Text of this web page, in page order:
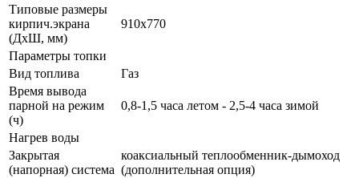
Типовые размеры
кирпич.экрана
(ДхШ, мм)
910х770
Параметры топки
Вид топлива
Газ
Время вывода
парной на режим
(ч)
0,8-1,5 часа летом - 2,5-4 часа зимой
Нагрев воды
Закрытая
(напорная) система
коаксиальный теплообменник-дымоход
(дополнительная опция)